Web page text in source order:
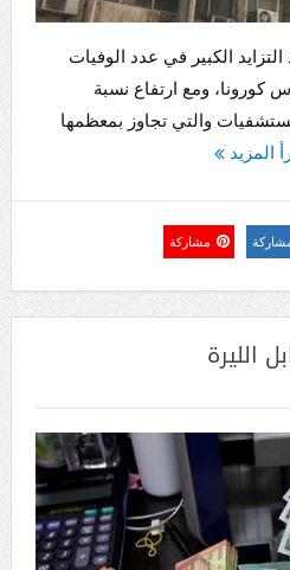
الكبير في عدد الوفيات
كورونا، ومع ارتفاع نسبة
والتي تجاوز بمعظمها
المزيد
مشاركة
الليرة